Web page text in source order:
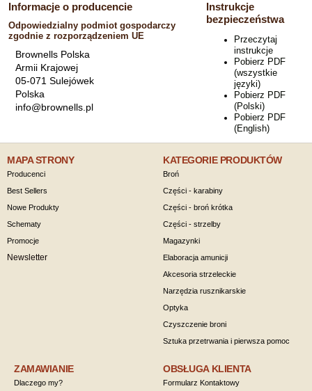
Informacje o producencie
Odpowiedzialny podmiot gospodarczy
zgodnie z rozporządzeniem UE
Brownells Polska
Armii Krajowej
05-071 Sulejówek
Polska
info@brownells.pl
Instrukcje
bezpieczeństwa
Przeczytaj
instrukcje
Pobierz PDF
(wszystkie
języki)
Pobierz PDF
(Polski)
Pobierz PDF
(English)
MAPA STRONY
Producenci
Best Sellers
Nowe Produkty
Schematy
Promocje
Newsletter
KATEGORIE PRODUKTÓW
Broń
Części - karabiny
Części - broń krótka
Części - strzelby
Magazynki
Elaboracja amunicji
Akcesoria strzeleckie
Narzędzia rusznikarskie
Optyka
Czyszczenie broni
Sztuka przetrwania i pierwsza pomoc
ZAMAWIANIE
Dlaczego my?
OBSŁUGA KLIENTA
Formularz Kontaktowy